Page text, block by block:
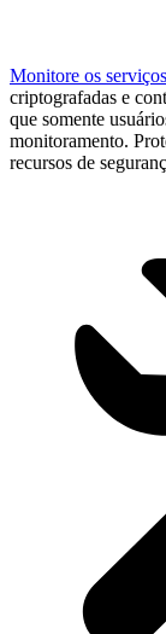
Monitore os
criptografadas e
que somente
monitoramento.
recursos de